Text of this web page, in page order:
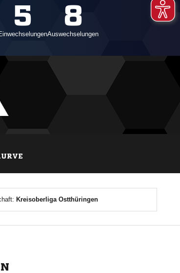
5 8
Auswechselungen
Kreisoberliga Ostthüringen